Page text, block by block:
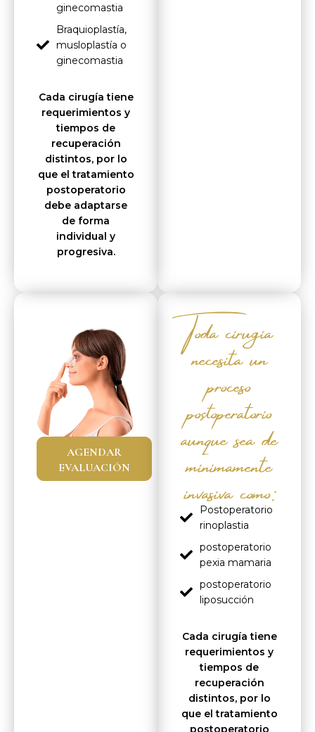
ginecomastia
Braquioplastía,
musloplastía o
ginecomastia
Cada cirugía tiene
requerimientos y
tiempos de
recuperación
distintos, por lo
que el tratamiento
postoperatorio
debe adaptarse
de forma
individual y
progresiva.
AGENDAR
EVALUACIÓN
Toda cirugía
necesita un
proceso
postoperatorio
aunque sea de
mínimamente
invasiva como:
Postoperatorio
rinoplastia
postoperatorio
pexia mamaria
postoperatorio
liposucción
Cada cirugía tiene
requerimientos y
tiempos de
recuperación
distintos, por lo
que el tratamiento
postoperatorio